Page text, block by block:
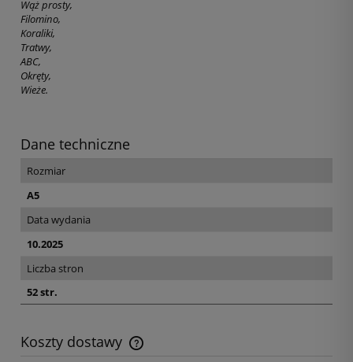
Wąż prosty,
Filomino,
Koraliki,
Tratwy,
ABC,
Okręty,
Wieże.
Dane techniczne
Rozmiar
A5
Data wydania
10.2025
Liczba stron
52 str.
Koszty dostawy